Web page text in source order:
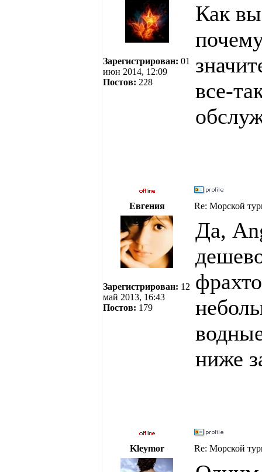
Зарегистрирован: 01
июн 2014, 12:09
Постов: 228
Как
все-
Евгения Re: Морской
Зарегистрирован: 12
май 2013, 16:43
Постов: 179
Да,
ниже
Kleymor Re: Морской